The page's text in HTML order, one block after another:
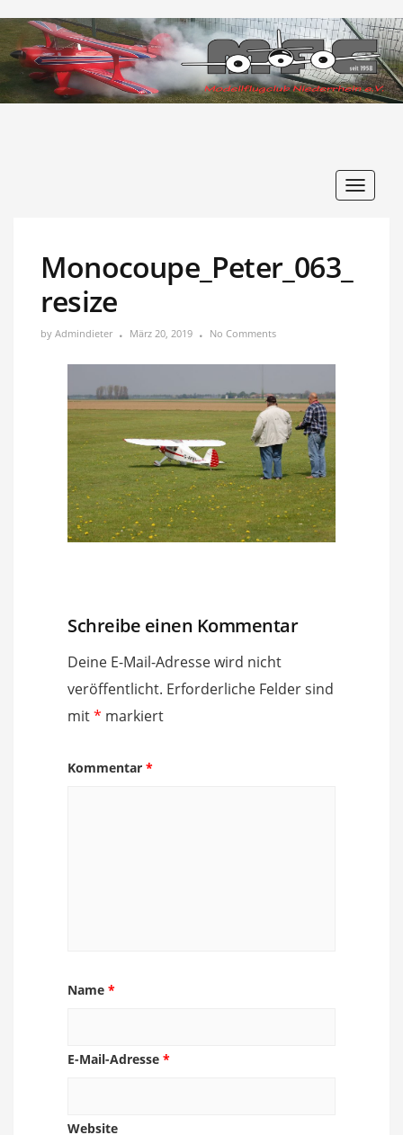
Toggle
Monocoupe_Peter_063_
resize
by Admindieter März 20, 2019 No Comments
Schreibe einen Kommentar
Deine E-Mail-Adresse wird nicht
veröffentlicht. Erforderliche Felder sind
mit* markiert
Kommentar *
Name *
E-Mail-Adresse *
Website